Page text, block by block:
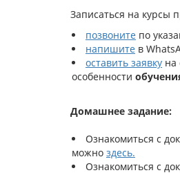
Записаться на курсы
позвоните по
напишите в
оставить заявку на
особенности
Домашнее задание:
Ознакомиться с
можно здесь.
Ознакомиться с